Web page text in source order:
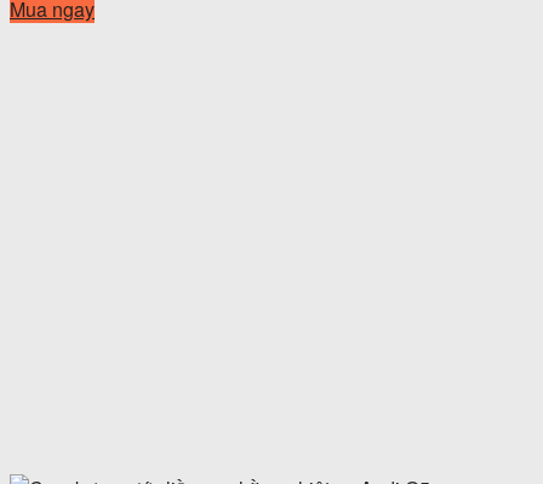
Mua ngay